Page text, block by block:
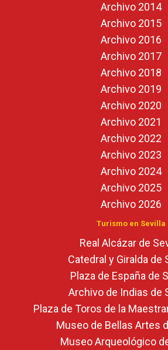
Archivo 2014
Archivo 2015
Archivo 2016
Archivo 2017
Archivo 2018
Archivo 2019
Archivo 2020
Archivo 2021
Archivo 2022
Archivo 2023
Archivo 2024
Archivo 2025
Archivo 2026
Turismo en Sevilla
Real Alcázar de
Catedral y Giralda de
Plaza de España de
Archivo de Indias de
Plaza de Toros de la
Museo de Bellas Artes
Museo Arqueológico